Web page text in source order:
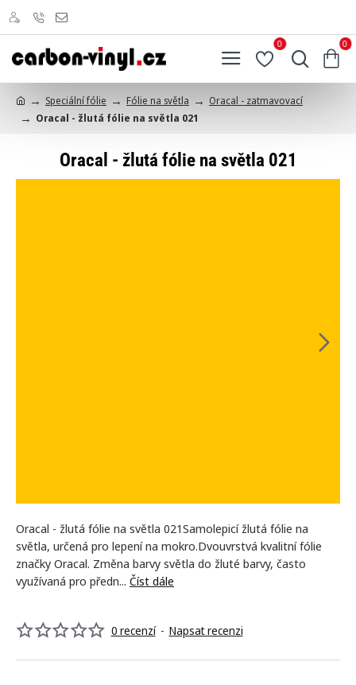
0 0
Speciální fólie Fólie na světla
Oracal - zatmavovací
Oracal - žlutá fólie na světla 021
Oracal - žlutá fólie na světla 021
VYPRODÁNO
Oracal - žlutá fólie na světla 021Samolepicí žlutá fólie na
světla, určená pro lepení na mokro.Dvouvrstvá kvalitní fólie
značky Oracal. Změna barvy světla do žluté barvy, často
využívaná pro předn... Číst dále
0 recenzí - Napsat recenzi